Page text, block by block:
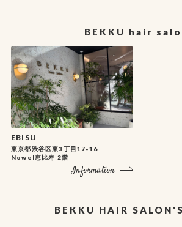
BEKKU hair
EBISU
東京都渋谷区東3丁目17-16
Nowel恵比寿 2階
Information
BEKKU HAIR